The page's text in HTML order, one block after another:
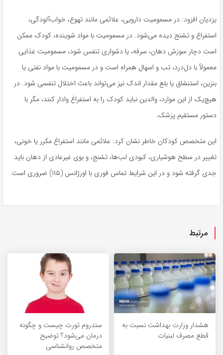
یزدیان افزود: در مسمومیت دارویی، علائمی مانند تهوع، خواب‌آلودگی،
استفراغ و تشنج دیده می‌شود. در مسمومیت با مواد شوینده، کودک ممکن
است دچار سوزش دهان، سرفه، یا دشواری تنفس شود، مسمومیت غذایی
معمولاً با دل‌درد، تب و اسهال همراه است و در مسمومیت با مواد نفتی یا
بنزین، استنشاق یا بلع مقدار اندک نیز می‌تواند باعث اختلال تنفسی شود. در
هیچ‌یک از این موارد، والدین نباید کودک را به استفراغ وادار کنند، مگر با
دستور مستقیم پزشک.
این متخصص کودکان خاطر نشان کرد: علائمی مانند استفراغ مکرر یا خونی،
تغییر در سطح هوشیاری، کبودی لب‌ها، تشنج، و بوی غیرعادی از دهان باید
جدی گرفته شود و در این شرایط تماس فوری با اورژانس (۱۱۵) ضروری است.
مرتبط
هشدار وزارت بهداشت نسبت به
قطع مصرف لبنیات
سندروم تورت چیست و چگونه
درمان می‌شود؟ توضیح
متخصص روانشناسی